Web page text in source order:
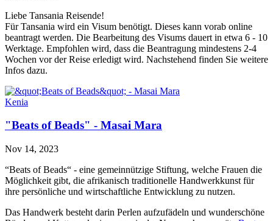
Liebe Tansania Reisende!
Für Tansania wird ein Visum benötigt. Dieses kann vorab online
beantragt werden. Die Bearbeitung des Visums dauert in etwa 6 - 10
Werktage. Empfohlen wird, dass die Beantragung mindestens 2-4
Wochen vor der Reise erledigt wird. Nachstehend finden Sie weitere
Infos dazu.
Kenia
"Beats of Beads" - Masai Mara
Nov 14, 2023
“Beats of Beads“ - eine gemeinnützige Stiftung, welche Frauen die
Möglichkeit gibt, die afrikanisch traditionelle Handwerkkunst für
ihre persönliche und wirtschaftliche Entwicklung zu nutzen.
Das Handwerk besteht darin Perlen aufzufädeln und wunderschöne